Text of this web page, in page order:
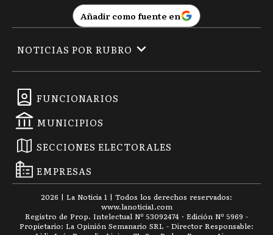
CD
C Chacabuco
C Chascomús
Añadir como fuente en
FUNCIONARIOS
MUNICIPIOS
SECCIONES ELECTORALES
EMPRESAS
NOTICIAS POR RUBRO
2026 | La Noticia 1 | Todos los derechos reservados:
www.lanoticia1.com
Registro de Prop. Intelectual Nº 53092474 · Edición Nº 5969 -
Propietario: La Opinión Semanario SRL - Director Responsable: